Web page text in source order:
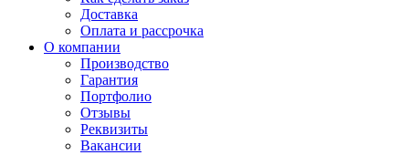
Доставка
Оплата и рассрочка
О компании
Производство
Гарантия
Портфолио
Отзывы
Реквизиты
Вакансии